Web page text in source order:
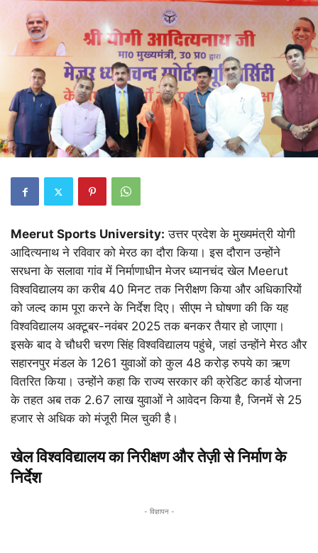
Meerut Sports University: उत्तर प्रदेश के मुख्यमंत्री योगी
आदित्यनाथ ने रविवार को मेरठ का दौरा किया। इस दौरान उन्होंने
सरधना के सलावा गांव में निर्माणाधीन मेजर ध्यानचंद खेल Meerut
विश्वविद्यालय का करीब 40 मिनट तक निरीक्षण किया और अधिकारियों
को जल्द काम पूरा करने के निर्देश दिए। सीएम ने घोषणा की कि यह
विश्वविद्यालय अक्टूबर-नवंबर 2025 तक बनकर तैयार हो जाएगा।
इसके बाद वे चौधरी चरण सिंह विश्वविद्यालय पहुंचे, जहां उन्होंने मेरठ और
सहारनपुर मंडल के 1261 युवाओं को कुल 48 करोड़ रुपये का ऋण
वितरित किया। उन्होंने कहा कि राज्य सरकार की क्रेडिट कार्ड योजना
के तहत अब तक 2.67 लाख युवाओं ने आवेदन किया है, जिनमें से 25
हजार से अधिक को मंजूरी मिल चुकी है।
खेल विश्वविद्यालय का निरीक्षण और तेज़ी से निर्माण के
निर्देश
- विज्ञापन -